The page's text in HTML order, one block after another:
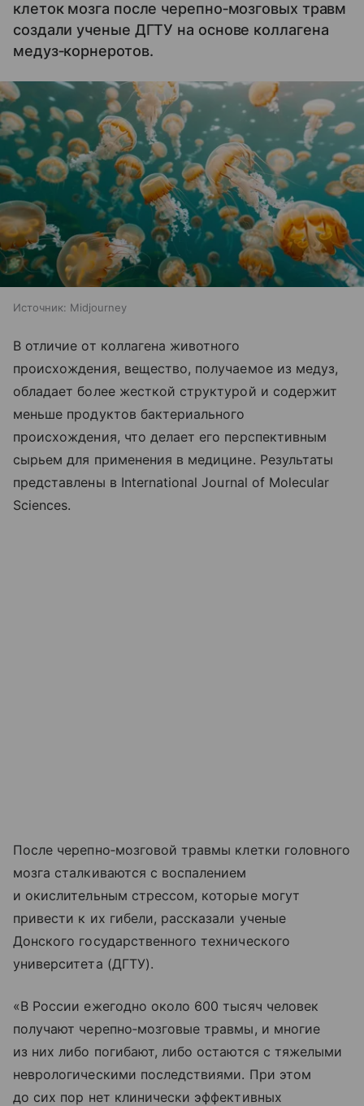
клеток мозга после черепно‑мозговых травм
создали ученые ДГТУ на основе коллагена
медуз‑корнеротов.
Источник: Midjourney
В отличие от коллагена животного
происхождения, вещество, получаемое из медуз,
обладает более жесткой структурой и содержит
меньше продуктов бактериального
происхождения, что делает его перспективным
сырьем для применения в медицине. Результаты
представлены в International Journal of Molecular
Sciences.
После черепно‑мозговой травмы клетки головного
мозга сталкиваются с воспалением
и окислительным стрессом, которые могут
привести к их гибели, рассказали ученые
Донского государственного технического
университета (ДГТУ).
«В России ежегодно около 600 тысяч человек
получают черепно‑мозговые травмы, и многие
из них либо погибают, либо остаются с тяжелыми
неврологическими последствиями. При этом
до сих пор нет клинически эффективных